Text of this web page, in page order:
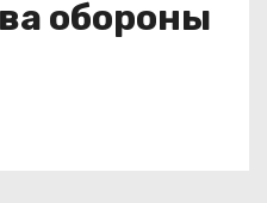
обороны